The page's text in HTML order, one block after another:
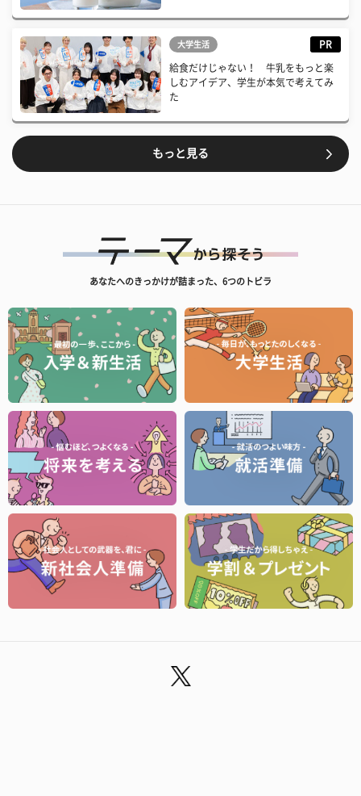
大学生活 PR
給食だけじゃない！ 牛乳をもっと楽
しむアイデア、学生が本気で考えてみ
た
もっと見る
あなたへのきっかけが詰まった、6つのトビラ